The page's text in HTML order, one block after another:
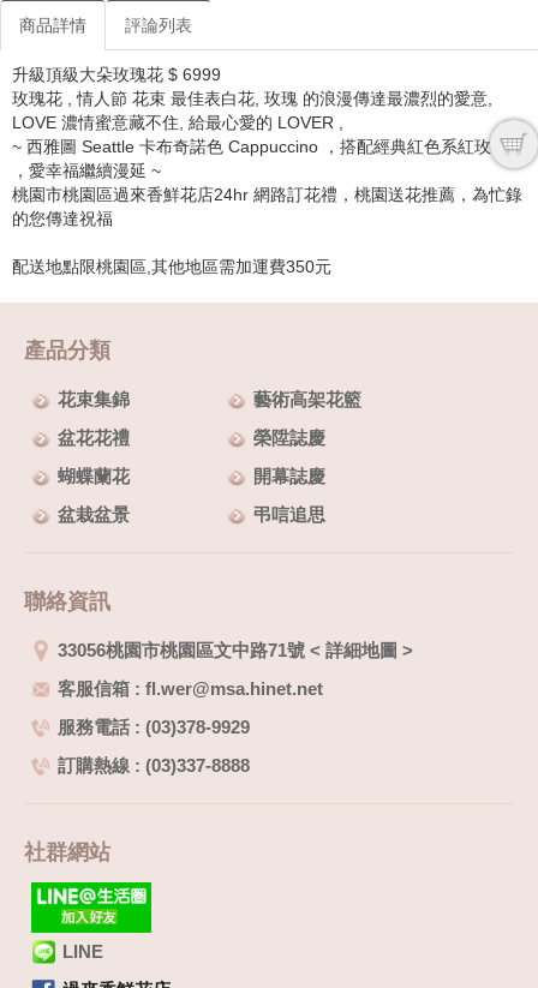
商品詳情 評論列表
升級頂級大朵玫瑰花 $ 6999
玫瑰花 , 情人節 花束 最佳表白花, 玫瑰 的浪漫傳達最濃烈的愛意,
LOVE 濃情蜜意藏不住, 給最心愛的 LOVER ,
~ 西雅圖 Seattle 卡布奇諾色 Cappuccino ，搭配經典紅色系紅玫瑰
，愛幸福繼續漫延 ~
桃園市桃園區過來香鮮花店24hr 網路訂花禮，桃園送花推薦，為忙錄
的您傳達祝福
配送地點限桃園區,其他地區需加運費350元
產品分類
花束集錦
盆花花禮
蝴蝶蘭花
盆栽盆景
藝術高架花籃
榮陞誌慶
開幕誌慶
弔唁追思
聯絡資訊
33056桃園市桃園區文中路71號 < 詳細地圖 >
客服信箱 : fl.wer@msa.hinet.net
服務電話 : (03)378-9929
訂購熱線 : (03)337-8888
社群網站
LINE